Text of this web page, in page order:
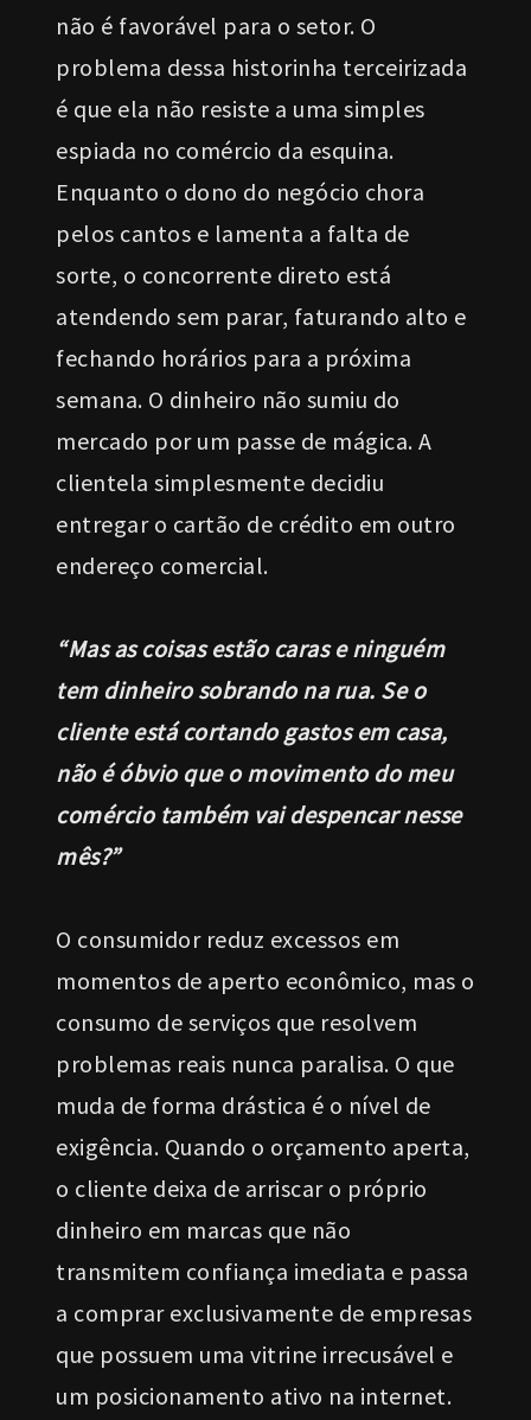
não é favorável para o setor. O
problema dessa historinha terceirizada
é que ela não resiste a uma simples
espiada no comércio da esquina.
Enquanto o dono do negócio chora
pelos cantos e lamenta a falta de
sorte, o concorrente direto está
atendendo sem parar, faturando alto e
fechando horários para a próxima
semana. O dinheiro não sumiu do
mercado por um passe de mágica. A
clientela simplesmente decidiu
entregar o cartão de crédito em outro
endereço comercial.
“Mas as coisas estão caras e ninguém
tem dinheiro sobrando na rua. Se o
cliente está cortando gastos em casa,
não é óbvio que o movimento do meu
comércio também vai despencar nesse
mês?”
O consumidor reduz excessos em
momentos de aperto econômico, mas o
consumo de serviços que resolvem
problemas reais nunca paralisa. O que
muda de forma drástica é o nível de
exigência. Quando o orçamento aperta,
o cliente deixa de arriscar o próprio
dinheiro em marcas que não
transmitem confiança imediata e passa
a comprar exclusivamente de empresas
que possuem uma vitrine irrecusável e
um posicionamento ativo na internet.